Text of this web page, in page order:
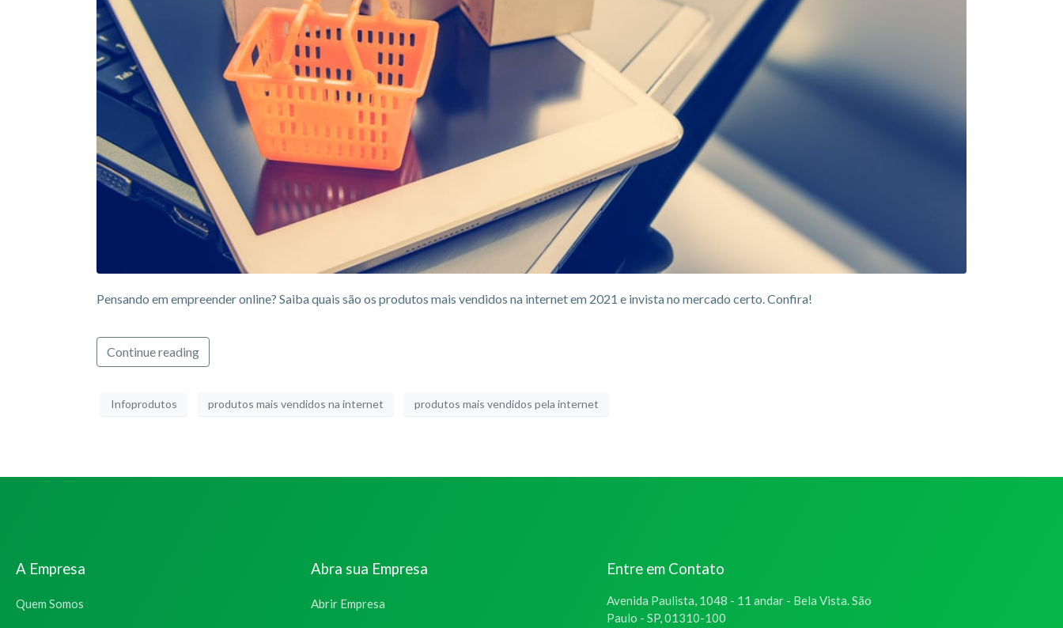
Pensando em empreender online? Saiba quais são os produtos mais vendidos na internet em 2021 e invista no mercado certo. Confira!
Continue reading
Infoprodutos produtos mais vendidos na internet produtos mais vendidos pela internet
A Empresa
Quem Somos
Abra sua Empresa
Abrir Empresa
Entre em Contato
Avenida Paulista, 1048 - 11 andar - Bela Vista. São
Paulo - SP, 01310-100